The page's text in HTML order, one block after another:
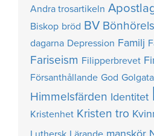
Andra trosartikeln
Biskop bröd BV
dagarna Depression Familj
Fariseism Filipperbrevet
Försanthållande God Golgata
Himmelsfärden Identitet
Kristenhet Kristen tro